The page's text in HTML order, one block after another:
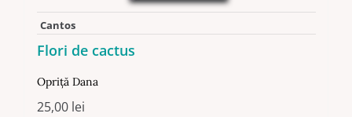
Cantos
Flori de cactus
Opriță Dana
25,00 lei